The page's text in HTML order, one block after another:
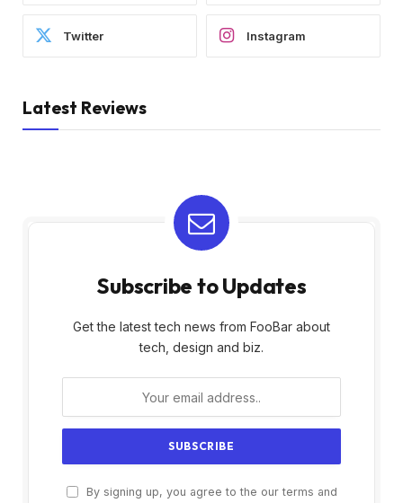
Twitter Instagram
Latest Reviews
Subscribe to Updates
Get the latest tech news from FooBar about
tech, design and biz.
By signing up, you agree to the our terms and